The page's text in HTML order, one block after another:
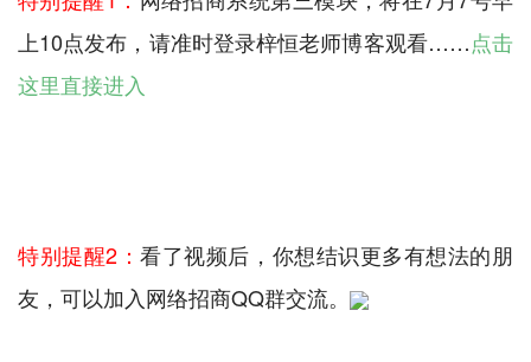
上10点发布，请准时登录梓恒老师博客观看……点击
这里直接进入
特别提醒2：看了视频后，你想结识更多有想法的朋
友，可以加入网络招商QQ群交流。